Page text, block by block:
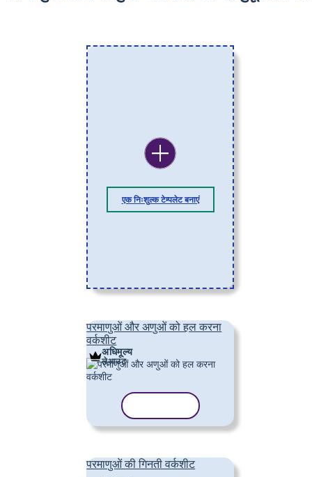
एक निःशुल्क टेम्पलेट बनाएं
परमाणुओं और अणुओं को हल करना
वर्कशीट
अधिमूल्य
लेआउट
परमाणुओं की गिनती वर्कशीट